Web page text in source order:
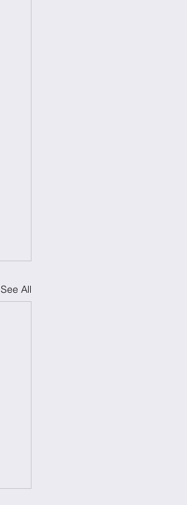
See All